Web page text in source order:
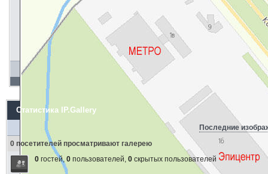
Статистика IP.Gallery
Последние
0 посетителей просматривают галерею
0гостей, 0пользователей, 0скрытых пользователей